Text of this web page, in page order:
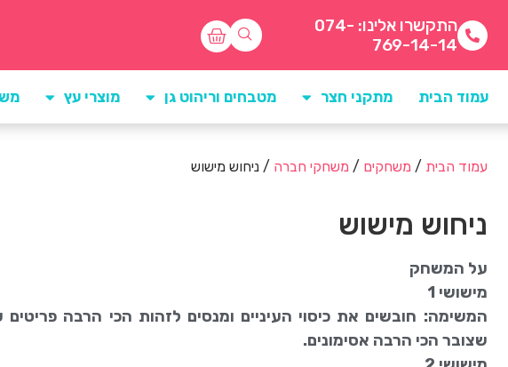
התקשרו אלינו: 074-
769-14-14
עמוד הבית מתקני חצר מטבחים וריהוט גן מוצרי עץ
עמוד הבית / משחקים / משחקי חברה / ניחוש מישוש
ניחוש מישוש
על המשחק
מישושי 1
המשימה: חובשים את כיסוי העיניים ומנסים לזהות הכי הרבה
שצובר הכי הרבה אסימונים.